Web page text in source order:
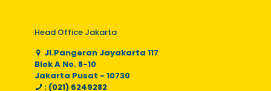
Head Office Jakarta
Jl.Pangeran Jayakarta 117
Blok A No. 8-10
Jakarta Pusat - 10730
: (021) 6249282